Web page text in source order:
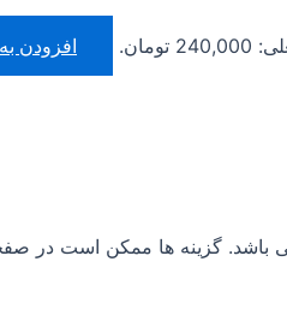
افزودن
باشد. گزینه ها ممکن است در